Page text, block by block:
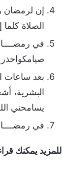
إن لرمضان
الصلاة
في
بعد ساعات
البشرية،
يسامحني
في
للمزيد يمكنك